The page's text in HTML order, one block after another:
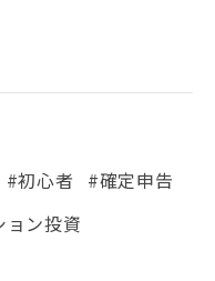
#初心者
#確定申告
ョン投資